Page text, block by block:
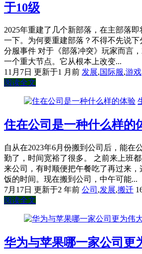
于10级
2025年重建了几个新部落，在主部落
一下。为何要重建部落？不得不先说
分服事件 对于《部落冲突》玩家而言
一个重大节点。它从根本上改变...
11月7日 更新于1 月前 发展, 国际服,游戏
阅读全文
住在公司是一种什么样的
自从在2023年6月份搬到公司后，能在
勤了，时间宽裕了很多。 之前来上班
来公司，有时顺便把午餐吃了再过来
饭的时间。现在搬到公司，中午可能...
7月17日 更新于2 年前 公司 ,发展,搬迁
阅读全文
华为与苹果哪一家公司更